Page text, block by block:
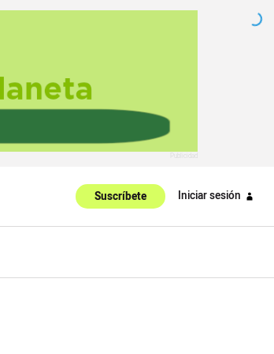
Suscríbete Iniciar sesión